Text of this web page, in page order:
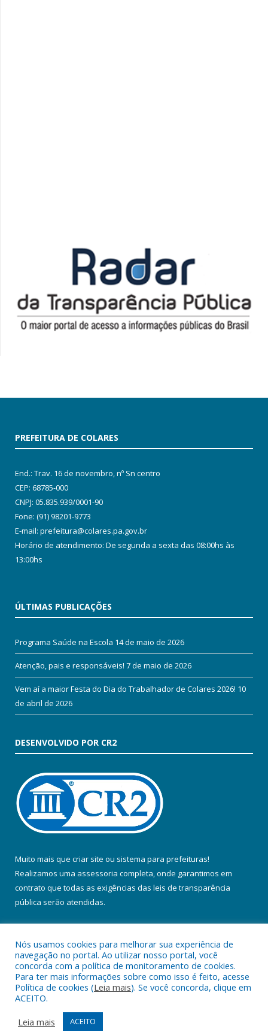
PREFEITURA DE COLARES
End.: Trav. 16 de novembro, nº Sn centro
CEP: 68785-000
CNPJ: 05.835.939/0001-90
Fone: (91) 98201-9773
E-mail: prefeitura@colares.pa.gov.br
Horário de atendimento: De segunda a sexta das 08:00hs às
13:00hs
ÚLTIMAS PUBLICAÇÕES
Programa Saúde na Escola 14 de maio de 2026
Atenção, pais e responsáveis! 7 de maio de 2026
Vem aí a maior Festa do Dia do Trabalhador de Colares 2026! 10
de abril de 2026
DESENVOLVIDO POR CR2
Muito mais que criar site ou sistema para prefeituras!
Realizamos uma assessoria completa, onde garantimos em
contrato que todas as exigências das leis de transparência
pública serão atendidas.
Todos os direitos reservados a Prefeitura Municipal de Colares.
Mapa do Site
Acessar Área Administrativa
Acessar Webmail
Nós usamos cookies para melhorar sua experiência de
navegação no portal. Ao utilizar nosso portal, você
concorda com a política de monitoramento de cookies.
Para ter mais informações sobre como isso é feito, acesse
Política de cookies (Leia mais). Se você concorda, clique em
ACEITO.
Leia mais
ACEITO